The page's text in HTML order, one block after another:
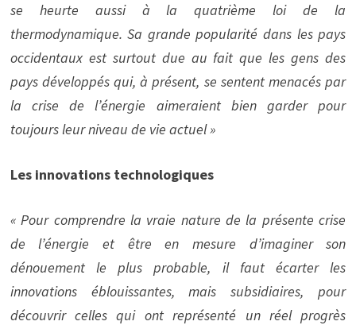
se heurte aussi à la quatrième loi de la
thermodynamique. Sa grande popularité dans les pays
occidentaux est surtout due au fait que les gens des
pays développés qui, à présent, se sentent menacés par
la crise de l’énergie aimeraient bien garder pour
toujours leur niveau de vie actuel »
Les innovations technologiques
« Pour comprendre la vraie nature de la présente crise
de l’énergie et être en mesure d’imaginer son
dénouement le plus probable, il faut écarter les
innovations éblouissantes, mais subsidiaires, pour
découvrir celles qui ont représenté un réel progrès